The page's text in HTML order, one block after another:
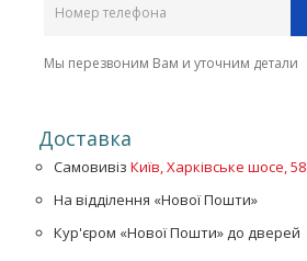
Мы перезвоним Вам и уточним детали
Доставка
Самовивіз Київ, Харківське шосе, 58
На відділення «Нової Пошти»
Кур'єром «Нової Пошти» до дверей